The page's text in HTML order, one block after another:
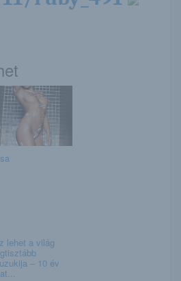
lehet a világ
– 10 év